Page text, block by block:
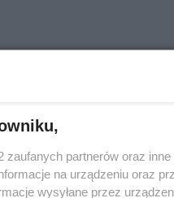
zaufanych partnerów oraz
na urządzeniu oraz
wysyłane przez